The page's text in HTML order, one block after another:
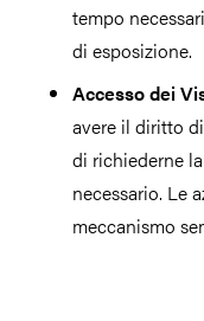
tempo
di esposizione.
Accesso dei
avere il diritto
di richiederne
necessario. Le
meccanismo